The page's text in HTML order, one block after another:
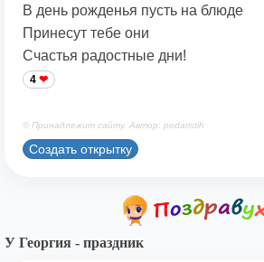
В день рожденья пусть на блюде
Принесут тебе они
Счастья радостные дни!
4
© Принадлежит сайту. Автор: podaristih
Создать открытку
У Георгия - праздник